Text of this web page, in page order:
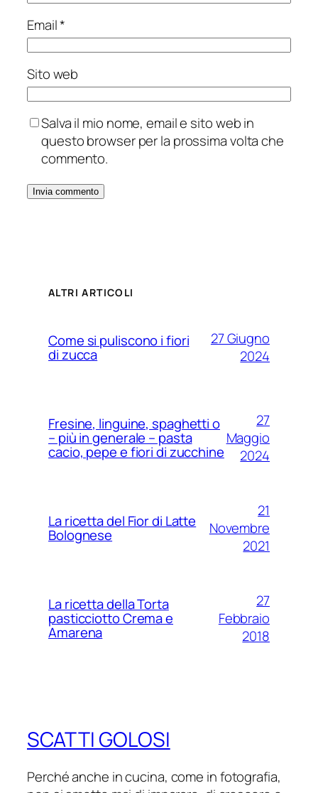
Email*
Sito web
Salva il mio nome, email e sito web in
questo browser per la prossima volta che
commento.
ALTRI ARTICOLI
Come si puliscono i fiori
di zucca
27 Giugno
2024
Fresine, linguine, spaghetti o
– più in generale – pasta
cacio, pepe e fiori di zucchine
27
Maggio
2024
La ricetta del Fior di Latte
Bolognese
21
Novembre
2021
La ricetta della Torta
pasticciotto Crema e
Amarena
27
Febbraio
2018
SCATTI GOLOSI
Perché anche in cucina, come in fotografia,